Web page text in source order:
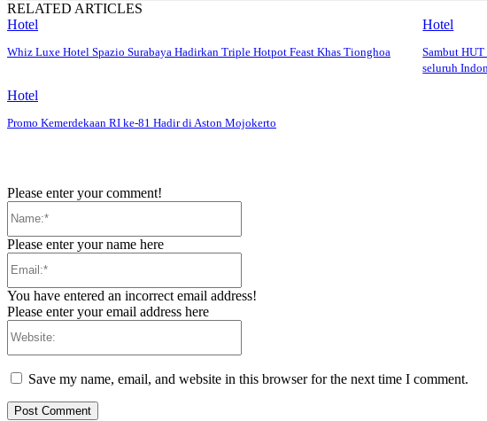
RELATED ARTICLES
Hotel
Whiz Luxe Hotel Spazio Surabaya Hadirkan Triple Hotpot Feast Khas Tionghoa
Hotel
Sambut
seluruh
Hotel
Promo Kemerdekaan RI ke-81 Hadir di Aston Mojokerto
Please enter your comment!
Please enter your name here
You have entered an incorrect email address!
Please enter your email address here
Save my name, email, and website in this browser for the next time I comment.